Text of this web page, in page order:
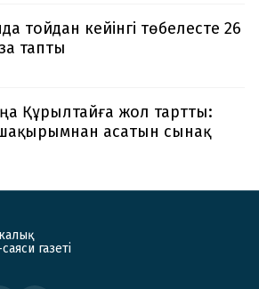
тойдан кейінгі төбелесте 26
тапты
Құрылтайға жол тартты:
асатын сынақ
газеті